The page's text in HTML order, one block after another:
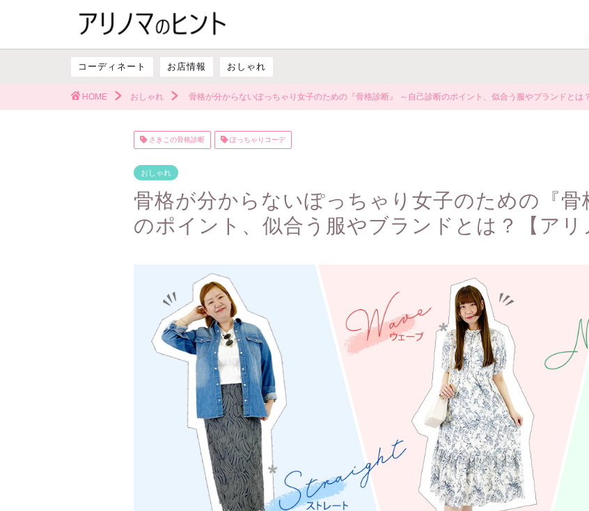
コーディネート お店情報 おしゃれ
HOME おしゃれ 骨格が分からないぽっちゃり女子のための『骨格診断』 ～自己診断のポイント、似合う服やブランドとは
さきこの骨格診断 ぽっちゃりコーデ
おしゃれ
骨格が分からないぽっちゃり女子のための『骨
のポイント、似合う服やブランドとは？【アリ